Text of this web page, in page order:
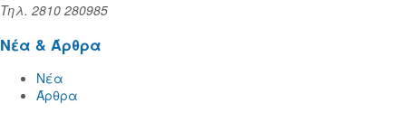
Τηλ. 2810 280985
Νέα & Άρθρα
Νέα
Άρθρα